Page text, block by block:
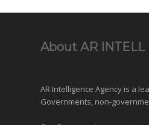
About AR INTELL
AR Intelligence Agency is a
Governments, non-